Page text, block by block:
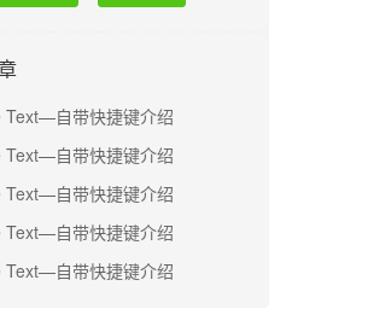
Text—自带快捷键介绍
Text—自带快捷键介绍
Text—自带快捷键介绍
Text—自带快捷键介绍
Text—自带快捷键介绍